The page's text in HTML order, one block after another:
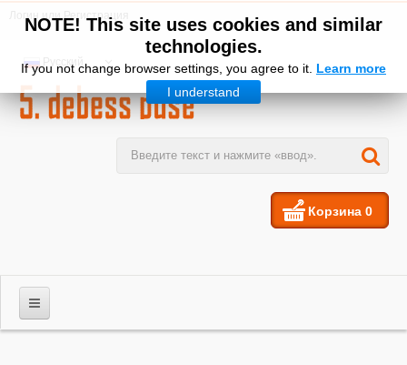
NOTE! This site uses cookies and similar
technologies.
If you not change browser settings, you agree to it. Learn more
I understand
Логин илиРегистрация
Русский
Корзина 0